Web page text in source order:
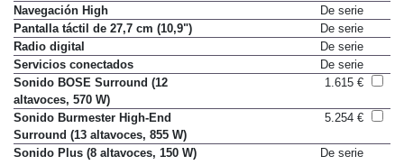
Navegación High
De serie
Pantalla táctil de 27,7 cm (10,9")
De serie
Radio digital
De serie
Servicios conectados
De serie
Sonido BOSE Surround (12
altavoces, 570 W)
1.615 €
Sonido Burmester High-End
Surround (13 altavoces, 855 W)
5.254 €
Sonido Plus (8 altavoces, 150 W)
De serie